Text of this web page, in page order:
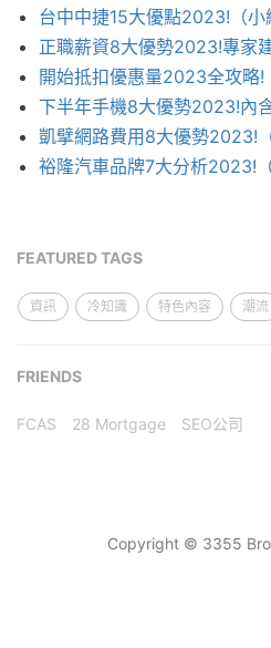
台中中捷15大優點2023!（小
正職薪資8大優勢2023!專家
開始抵扣優惠量2023全攻略!
下半年手機8大優勢2023!內
凱擘網路費用8大優勢2023!
裕隆汽車品牌7大分析2023!（
FEATURED TAGS
資訊 冷知識 特色內容 潮流
FRIENDS
FCAS 28 Mortgage SEO公司
Copyright © 3355